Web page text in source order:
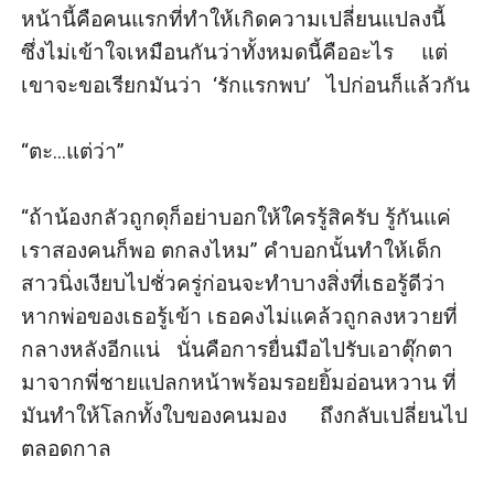
หน้านี้คือคนแรกที่ทำให้เกิดความเปลี่ยนแปลงนี้
ซึ่งไม่เข้าใจเหมือนกันว่าทั้งหมดนี้คืออะไร     แต่
เขาจะขอเรียกมันว่า  ‘รักแรกพบ’   ไปก่อนก็แล้วกัน
“ตะ...แต่ว่า”
“ถ้าน้องกลัวถูกดุก็อย่าบอกให้ใครรู้สิครับ รู้กันแค่
เราสองคนก็พอ ตกลงไหม” คำบอกนั้นทำให้เด็ก
สาวนิ่งเงียบไปชั่วครู่ก่อนจะทำบางสิ่งที่เธอรู้ดีว่า
หากพ่อของเธอรู้เข้า เธอคงไม่แคล้วถูกลงหวายที่
กลางหลังอีกแน่   นั่นคือการยื่นมือไปรับเอาตุ๊กตา
มาจากพี่ชายแปลกหน้าพร้อมรอยยิ้มอ่อนหวาน ที่
มันทำให้โลกทั้งใบของคนมอง      ถึงกลับเปลี่ยนไป
ตลอดกาล